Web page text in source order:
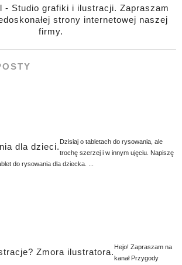
- Studio grafiki i ilustracji. Zapraszam
strony internetowej naszej
firmy.
dla dzieci. Dzisiaj o tabletach do rysowania, ale
trochę szerzej i w innym ujęciu. Napiszę
do rysowania dla dziecka. ...
Zmora ilustratora. Hejo! Zapraszam na
kanał Przygody